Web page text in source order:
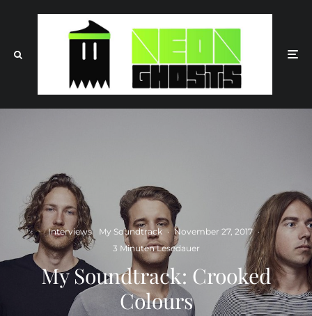
Interviews My Soundtrack · November 27, 2017 ·
3 Minuten Lesedauer
My Soundtrack: Crooked
Colours